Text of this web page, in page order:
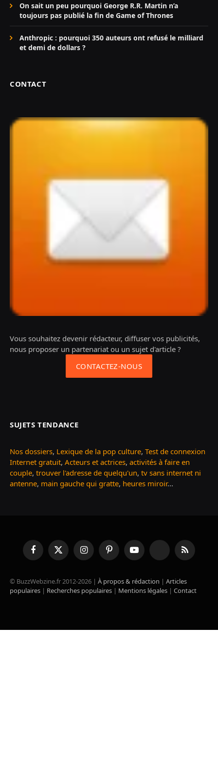
On sait un peu pourquoi George R.R. Martin n’a
toujours pas publié la fin de Game of Thrones
Anthropic : pourquoi 350 auteurs ont refusé le milliard
et demi de dollars ?
CONTACT
Vous souhaitez devenir rédacteur, diffuser vos publicités,
nous proposer un partenariat ou un sujet d'article ?
CONTACTEZ-NOUS
SUJETS TENDANCE
Nos dossiers, Lexique de la pop culture, Test de connexion
Internet gratuit, Acteurs et actrices, activités à faire en
couple, trouver l'adresse de quelqu'un, tv sans internet ni
antenne, main gauche qui gratte, heures miroir...
FacebookX
(Twitter)
InstagramPinterestYouTube TikTok RSS
© BuzzWebzine.fr 2012-2026 | À propos & rédaction | Articles
populaires | Recherches populaires | Mentions légales | Contact